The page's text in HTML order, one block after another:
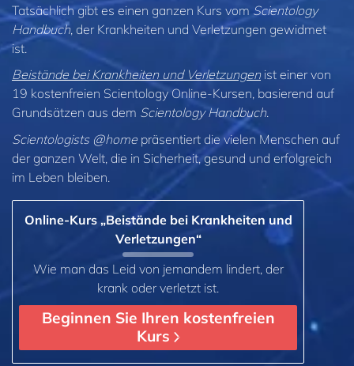
Tatsächlich gibt es einen ganzen Kurs vom Scientology
Handbuch, der Krankheiten und Verletzungen gewidmet
ist.
Beistände bei Krankheiten und Verletzungenist einer von
19 kostenfreien Scientology Online-Kursen, basierend auf
Grundsätzen aus dem Scientology Handbuch.
Scientologists @home präsentiert die vielen Menschen auf
der ganzen Welt, die in Sicherheit, gesund und erfolgreich
im Leben bleiben.
Online-Kurs „Beistände bei Krankheiten und
Verletzungen“
Wie man das Leid von jemandem lindert, der
krank oder verletzt ist.
Beginnen Sie Ihren kostenfreien
Kurs